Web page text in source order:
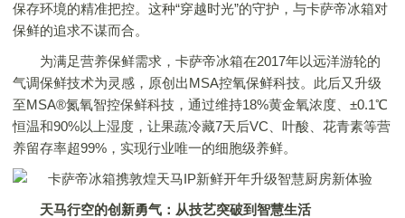
保存环境的精准把控。这种“穿越时光”的守护，与卡萨帝冰箱对
保鲜的追求不谋而合。
为满足营养保鲜需求，卡萨帝冰箱在2017年以远洋游轮的
气调保鲜技术为灵感，原创出MSA控氧保鲜科技。此后又升级
至MSA®氮氧智控保鲜科技，通过维持18%黄金氧浓度、±0.1℃
恒温和90%以上湿度，让果蔬冷藏7天后VC、叶酸、花青素等营
养留存率超99%，实现行业唯一的细胞级养鲜。
天马行空的创新勇气：从技艺突破到智慧生活